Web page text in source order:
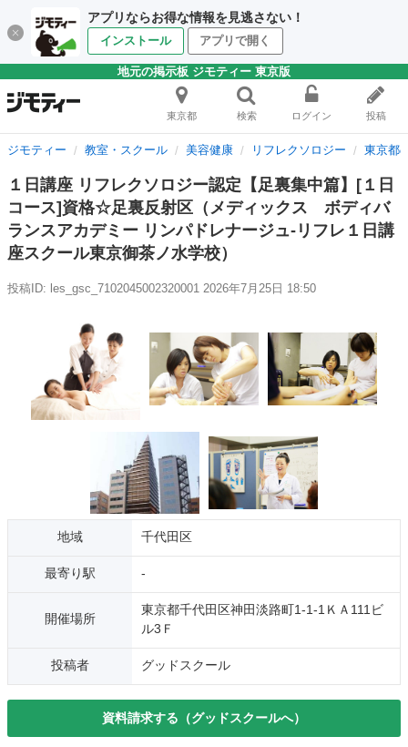
アプリならお得な情報を見逃さない！
インストール アプリで開く
地元の掲示板 ジモティー 東京版
東京都 検索 ログイン 投稿
ジモティー 教室・スクール 美容健康 リフレクソロジー 東京都
１日講座 リフレクソロジー認定【足裏集中篇】[１日
コース]資格☆足裏反射区（メディックス ボディバ
ランスアカデミー リンパドレナージュ-リフレ１日講
座スクール東京御茶ノ水学校）
投稿ID: les_gsc_7102045002320001 2026年7月25日 18:50
地域 千代田区
最寄り駅 -
開催場所
東京都千代田区神田淡路町1-1-1ＫＡ111ビ
ル3Ｆ
投稿者 グッドスクール
資料請求する（グッドスクールへ）